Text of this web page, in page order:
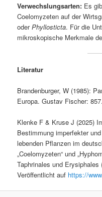
Verwechslungsarten: Es
Coelomyzeten auf der
oderPhyllosticta. Für die
mikroskopische Merkmale
Literatur
Brandenburger, W (1985):
Europa. Gustav Fischer: 857.
Klenke F & Kruse J (2025)
Bestimmung imperfekter
lebenden Pflanzen im
„Coelomyzeten“ und
Taphrinales und
Veröffentlicht auf https://